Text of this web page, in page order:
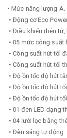
• Mức năng lượng A.
• Động cơ Eco
• Điều khiển điện
• 05 mức công suất
• Công suất hút tối
• Công suất hút tối
• Độ ồn tốc độ hút
• Độ ồn tốc độ hút
• Độ ồn tốc độ hút
• 01 đèn LED dạng
• 04 lưới lọc bằng
• Đèn sáng tự động